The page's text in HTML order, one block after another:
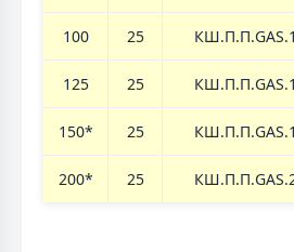
100 25
125 25
150* 25
200* 25